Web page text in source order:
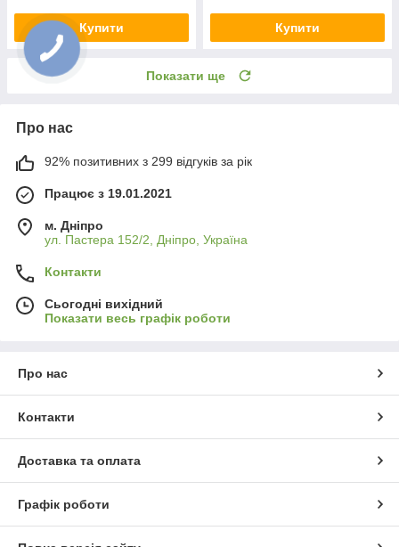
Купити Купити
Показати ще
Про нас
92% позитивних з 299 відгуків за рік
Працює з 19.01.2021
м. Дніпро
ул. Пастера 152/2, Дніпро, Україна
Контакти
Сьогодні вихідний
Показати весь графік роботи
Про нас
Контакти
Доставка та оплата
Графік роботи